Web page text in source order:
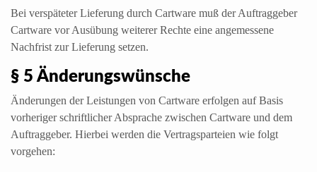
Bei verspäteter Lieferung durch Cartware muß der Auftraggeber
Cartware vor Ausübung weiterer Rechte eine angemessene
Nachfrist zur Lieferung setzen.
§ 5 Änderungswünsche
Änderungen der Leistungen von Cartware erfolgen auf Basis
vorheriger schriftlicher Absprache zwischen Cartware und dem
Auftraggeber. Hierbei werden die Vertragsparteien wie folgt
vorgehen: